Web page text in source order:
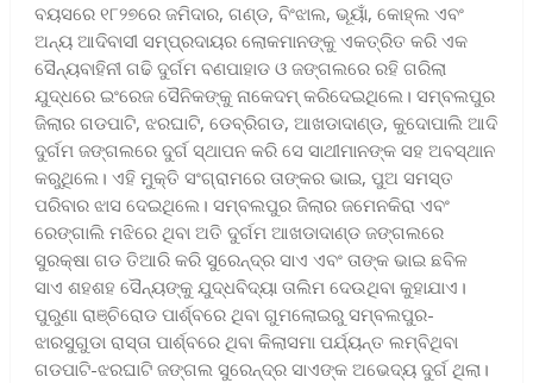
ବୟସରେ ୧୮୨୭ରେ ଜମିଦାର, ଗଣ୍ଡ, ବିଂଝାଲ, ଭୂୟାଁ, କୋହ୍ଲ ଏବଂ
ଅନ୍ୟ ଆଦିବାସୀ ସମ୍ପ୍ରଦାୟର ଲୋକମାନଙ୍କୁ ଏକତ୍ରିତ କରି ଏକ
ସୈନ୍ୟବାହିନୀ ଗଢି ଦୁର୍ଗମ ବଣପାହାଡ ଓ ଜଙ୍ଗଲରେ ରହି ଗରିଲା
ଯୁଦ୍ଧରେ ଇଂରେଜ ସୈନିକଙ୍କୁ ନାକେଦମ୍‍ କରିଦେଇଥିଲେ। ସମ୍ବଲପୁର
ଜିଲାର ଗଡପାଟି, ଝରଘାଟି, ଡେବ୍ରିଗଡ, ଆଖଡାଦାଣ୍ଡ, କୁଦୋପାଲି ଆଦି
ଦୁର୍ଗମ ଜଙ୍ଗଲରେ ଦୁର୍ଗ ସ୍ଥାପନ କରି ସେ ସାଥୀମାନଙ୍କ ସହ ଅବସ୍ଥାନ
କରୁଥିଲେ। ଏହି ମୁକ୍ତି ସଂଗ୍ରାମରେ ତାଙ୍କର ଭାଇ, ପୁଅ ସମସ୍ତ
ପରିବାର ଝାସ ଦେଇଥିଲେ। ସମ୍ବଲପୁର ଜିଲାର ଜମେନକିରା ଏବଂ
ରେଙ୍ଗାଲି ମଝିରେ ଥିବା ଅତି ଦୁର୍ଗମ ଆଖଡାଦାଣ୍ଡ ଜଙ୍ଗଲରେ
ସୁରକ୍ଷା ଗଡ ତିଆରି କରି ସୁରେନ୍ଦ୍ର ସାଏ ଏବଂ ତାଙ୍କ ଭାଇ ଛବିଳ
ସାଏ ଶହଶହ ସୈନ୍ୟଙ୍କୁ ଯୁଦ୍ଧବିଦ୍ୟା ତାଲିମ ଦେଉଥିବା କୁହାଯାଏ।
ପୁରୁଣା ରାଞ୍ଚିରୋଡ ପାର୍ଶ୍ବରେ ଥିବା ଗୁମଲୋଇରୁ ସମ୍ବଲପୁର-
ଝାରସୁଗୁଡା ରାସ୍ତା ପାର୍ଶ୍ବରେ ଥିବା କିଲାସମା ପର୍ଯ୍ୟନ୍ତ ଲମ୍ବିଥିବା
ଗଡପାଟି-ଝରଘାଟି ଜଙ୍ଗଲ ସୁରେନ୍ଦ୍ର ସାଏଙ୍କ ଅଭେଦ୍ୟ ଦୁର୍ଗ ଥିଲା।